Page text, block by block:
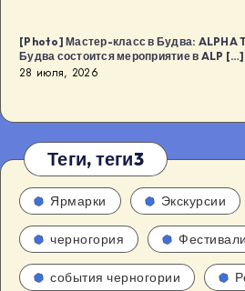
[Photo] Мастер-класс в Будва: ALPHA
Будва состоится мероприятие в ALP […]
28 июля, 2026
Теги, теги3
Ярмарки Экскурсии
черногория Фестивали
события черногории